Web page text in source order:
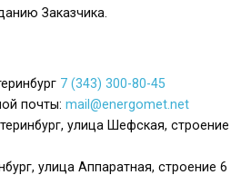
Заказчика.
7 (343) 300-80-45
почты: mail@energomet.net
улица Шефская, строение
улица Аппаратная, строение 6